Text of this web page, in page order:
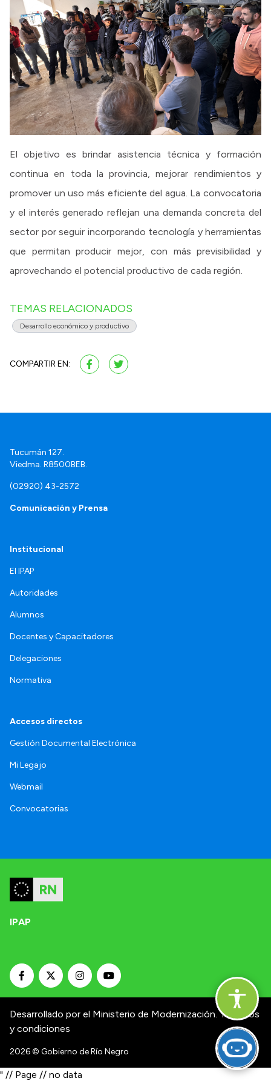
El objetivo es brindar asistencia técnica y formación
continua en toda la provincia, mejorar rendimientos y
promover un uso más eficiente del agua. La convocatoria
y el interés generado reflejan una demanda concreta del
sector por seguir incorporando tecnología y herramientas
que permitan producir mejor, con más previsibilidad y
aprovechando el potencial productivo de cada región.
TEMAS RELACIONADOS
Desarrollo económico y productivo
COMPARTIR EN:
Tucumán 127.
Viedma. R8500BEB.
(02920) 43-2572
Comunicación y Prensa
Institucional
El IPAP
Autoridades
Alumnos
Docentes y Capacitadores
Delegaciones
Normativa
Accesos directos
Gestión Documental Electrónica
Mi Legajo
Webmail
Convocatorias
IPAP
Desarrollado por el Ministerio de Modernización. Términos
y condiciones
2026© Gobierno de Río Negro
" // Page // no data